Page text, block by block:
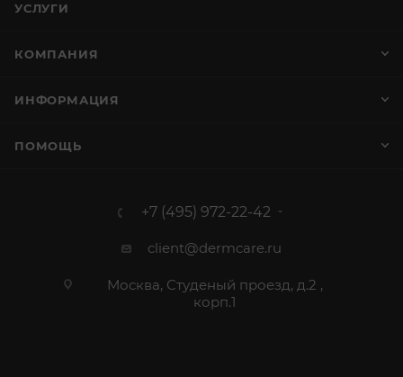
УСЛУГИ
КОМПАНИЯ
ИНФОРМАЦИЯ
ПОМОЩЬ
+7 (495) 972-22-42
client@dermcare.ru
Москва, Студеный проезд, д.2 ,
корп.1